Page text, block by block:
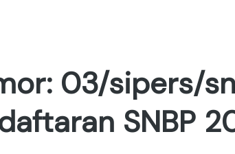
03/sipers/
SNBP